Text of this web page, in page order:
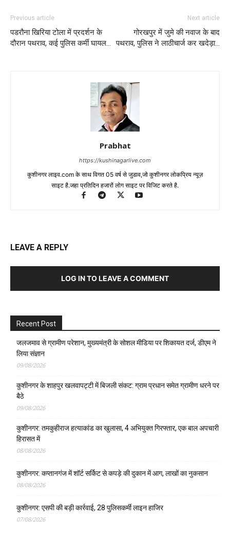
Previous article
पडरौना खिरिया टोला में प्रदर्शन के
दौरान पथराव, कई पुलिस कर्मी घायल…
Next article
गोरखपुर में जुमे की नवाज के बाद
पथराव, पुलिस ने लाठीचार्ज कर खदेड़ा…
Prabhat
https://kushinagarlive.com
कुशीनगर लाइव.com के साथ विगत 05 वर्ष से जुडाव,जो कुशीनगर लोकप्रिय न्यूज़
साइट है.जहा प्रतिदिन हजारों लोग साइट पर विजिट करते है.
LEAVE A REPLY
LOG IN TO LEAVE A COMMENT
Recent Post
जलजमाव से ग्रामीण परेशान, मुख्यमंत्री के सोशल मीडिया पर शिकायत दर्ज, डीएम ने
लिया संज्ञान
09/08/2026
कुशीनगर के शाहपुर खलवापट्टी में बिजली संकट: ग्राम प्रधान समेत ग्रामीण धरने पर
बैठे
09/08/2026
कुशीनगर: तमकुहीराज हत्याकांड का खुलासा, 4 अभियुक्त गिरफ्तार, एक बाल अपचारी
हिरासत में
08/08/2026
कुशीनगर: कप्तानगंज में शॉर्ट सर्किट से कपड़े की दुकान में आग, लाखों का नुकसान
08/08/2026
कुशीनगर: एसपी की बड़ी कार्रवाई, 28 पुलिसकर्मी लाइन हाजिर
07/08/2026